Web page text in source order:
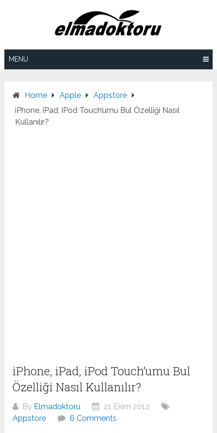
MENU
Home Apple
Appstore
iPhone, iPad, iPod Touch’umu Bul Özelliği Nasıl
Kullanılır?
iPhone, iPad, iPod Touch’umu Bul
Özelliği Nasıl Kullanılır?
By Elmadoktoru
21 Ekim 2012
Appstore
6 Comments